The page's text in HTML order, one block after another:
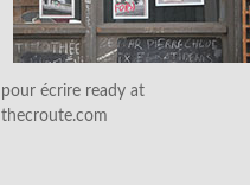
pour écrire ready at
thecroute.com